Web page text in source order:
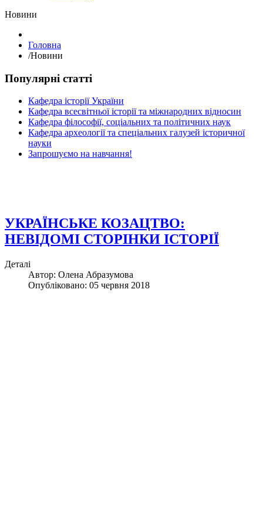
Hовини
Головна
/Hовини
Популярні статті
Кафедра історії України
Кафедра всесвітньої історії та міжнародних відносин
Кафедра філософії, соціальних та політичних наук
Кафедра археології та спеціальних галузей історичної
науки
Запрошуємо на навчання!
УКРАЇНСЬКЕ КОЗАЦТВО:
НЕВІДОМІ СТОРІНКИ ІСТОРІЇ
Деталі
Автор: Олена Абразумова
Опубліковано: 05 червня 2018